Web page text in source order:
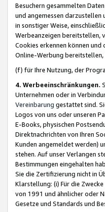
Besuchern gesammelten
und angemessen
in sonstiger Weise,
Werbeanzeigen bereitstellen,
Cookies erkennen können
Online-Werbung
(f) für Ihre Nutzung, der
4. Werbeeinschränkungen.
Unternehmen oder in
Vereinbarung gestattet sind.
Logos von uns oder unseren
E-Books, physischen
Direktnachrichten von Ihren
Kunden angemeldet werden)
stehen. Auf unser Verlangen
Bestimmungen eingehalten
Sie die Zertifizierung nicht in
Klarstellung: (i) Für die
von 1991 und ähnlicher oder
Gesetze und Standards und